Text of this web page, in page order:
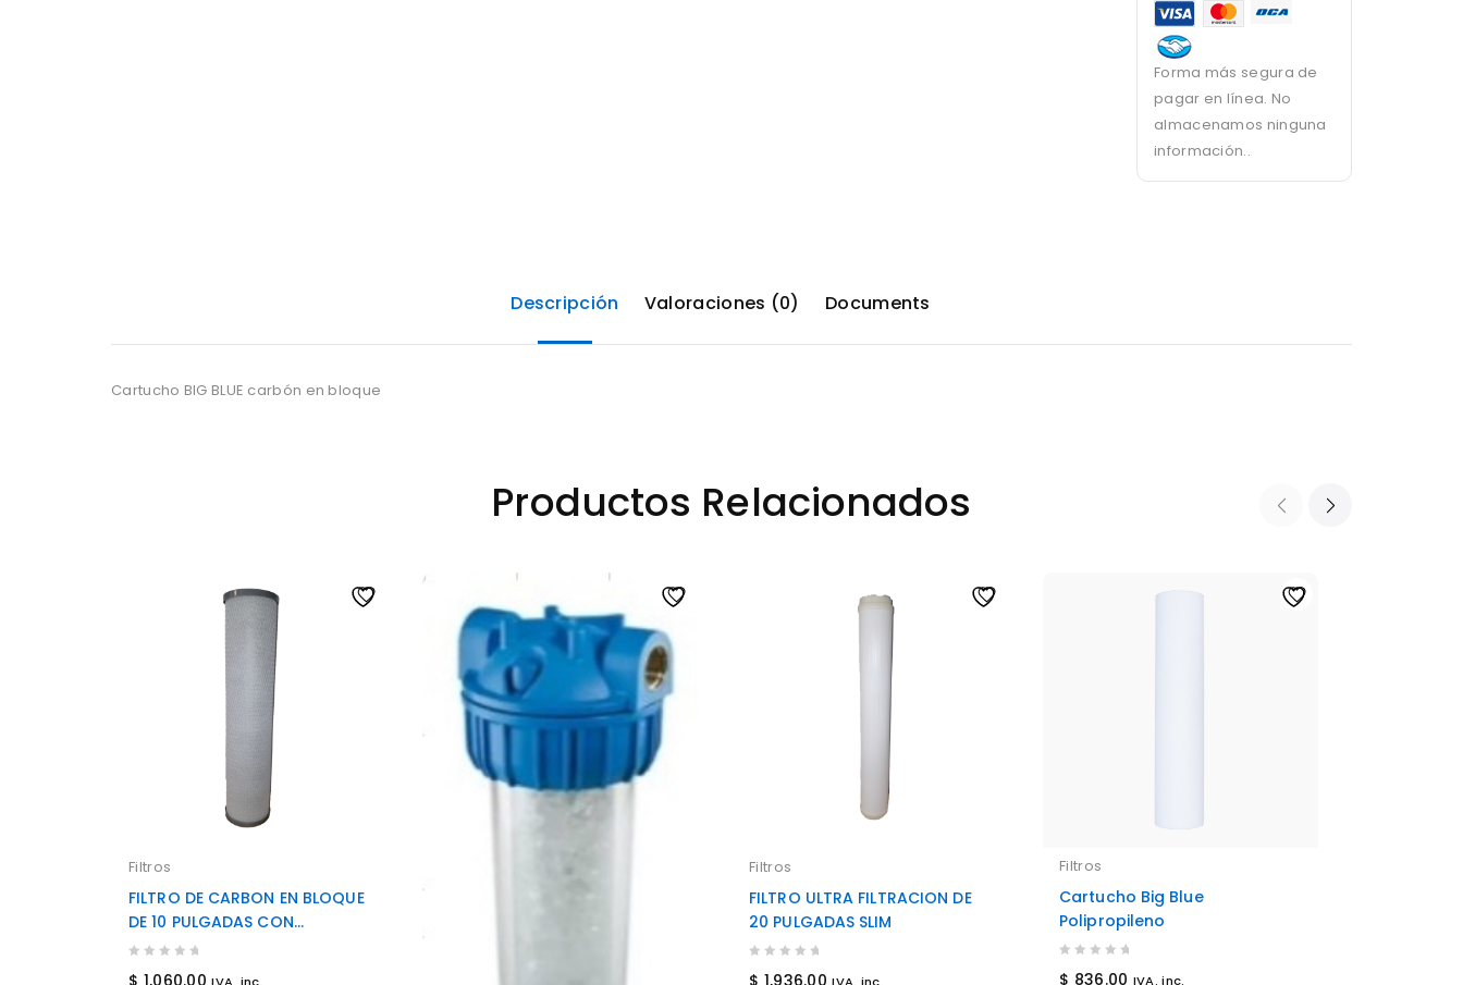
Forma más segura de
pagar en línea. No
almacenamos ninguna
información..
Descripción Valoraciones (0) Documents
Cartucho BIG BLUE carbón en bloque
Productos Relacionados
Filtros
FILTRO DE CARBON EN BLOQUE
DE 10 PULGADAS CON
INHIBIDOR DE SARRO
$ 1,060.00 IVA. inc.
Filtros
FILTRO ULTRA FILTRACION DE
20 PULGADAS SLIM
$ 1,936.00 IVA. inc.
Filtros
Cartucho Big Blue
Polipropileno
$ 836.00 IVA. inc.